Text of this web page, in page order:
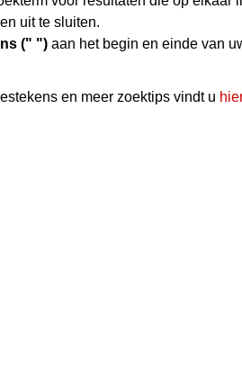
uit te sluiten.
(" ") aan het begin en einde van
en meer zoektips vindt u hier